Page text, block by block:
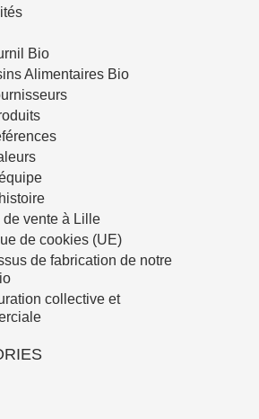
Bio
Alimentaires Bio
de vente à Lille
de cookies (UE)
de fabrication de notre
collective et